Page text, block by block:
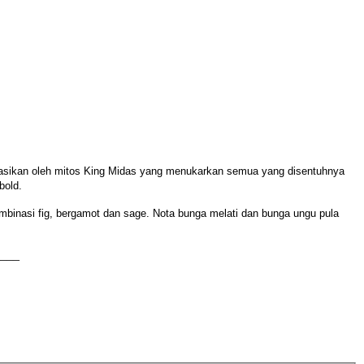
oleh mitos King Midas yang menukarkan semua yang disentuhnya
fig, bergamot dan sage. Nota bunga melati dan bunga ungu pula